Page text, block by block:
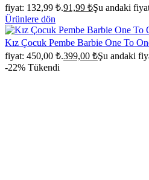
fiyat: 132,99 ₺.91,99 ₺Şu andaki
Ürünlere dön
Kız Çocuk Pembe Barbie One To
fiyat: 450,00 ₺.399,00 ₺Şu andaki
-22% Tükendi